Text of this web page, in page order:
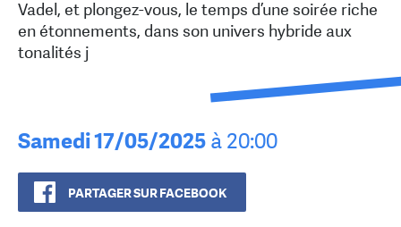
Vadel, et plongez-vous, le temps d’une soirée riche
en étonnements, dans son univers hybride aux
tonalités j
Samedi 17/05/2025 à 20:00
PARTAGER SUR FACEBOOK